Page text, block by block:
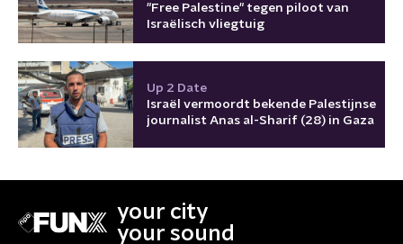
"Free Palestine" tegen piloot van
Israëlisch vliegtuig
Up 2 Date
Israël vermoordt bekende Palestijnse
journalist Anas al-Sharif (28) in Gaza
your city
your sound